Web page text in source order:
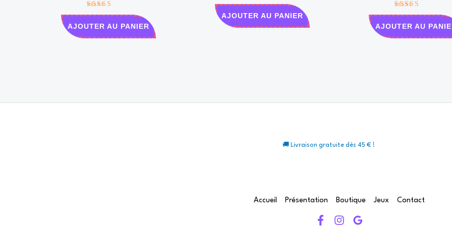
Note
sur 5
AJOUTER AU PANIER
AJOUTER AU PANIER
Note
sur 5
AJOUTER AU
🚚 Livraison gratuite dès 45 € !
Accueil Présentation Boutique Jeux Contact